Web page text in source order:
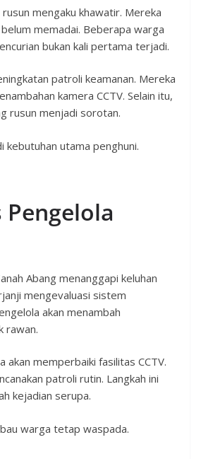
mengaku khawatir. Mereka
memadai. Beberapa warga
bukan kali pertama terjadi.
patroli keamanan. Mereka
kamera CCTV. Selain itu,
rusun menjadi sorotan.
kebutuhan utama penghuni.
Pengelola
Abang menanggapi keluhan
mengevaluasi sistem
akan menambah
rawan.
akan memperbaiki fasilitas CCTV.
patroli rutin. Langkah ini
kejadian serupa.
warga tetap waspada.